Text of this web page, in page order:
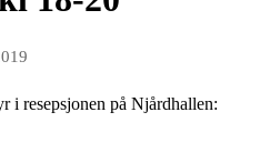
i resepsjonen på Njårdhallen: